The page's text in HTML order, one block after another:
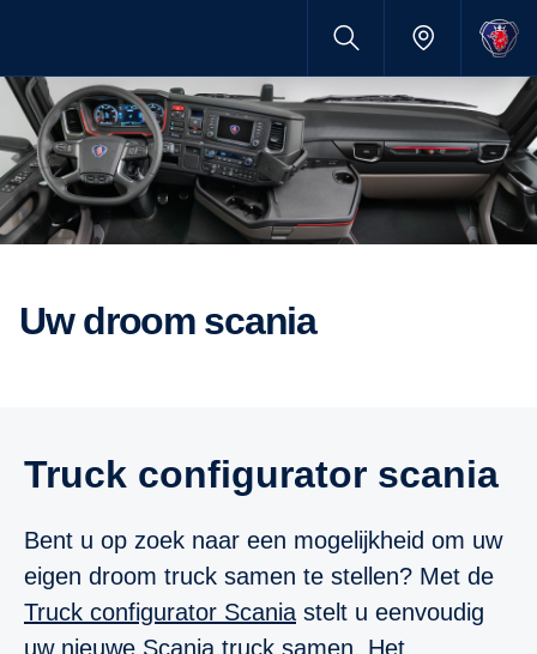
uw droom scania
truck configurator scania
Bent u op zoek naar een mogelijkheid om uw
eigen droom truck samen te stellen? Met de
Truck configurator Scania stelt u eenvoudig
uw nieuwe Scania truck samen. Het